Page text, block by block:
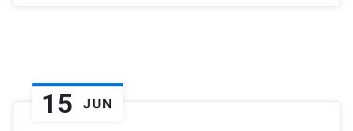
15 JUN